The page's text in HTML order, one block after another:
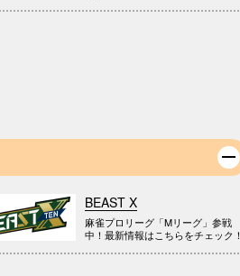
BEAST X
麻雀プロリーグ「Mリーグ」参戦
中！最新情報はこちらをチェック！